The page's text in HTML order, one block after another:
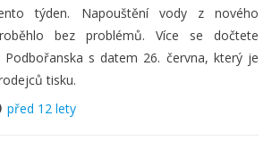
týden. Napouštění vody z nového
bez problémů. Více se dočtete
s datem 26. června, který je
tisku.
před 12 lety